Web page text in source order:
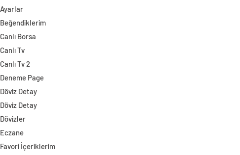
Ayarlar
Beğendiklerim
Canlı Borsa
Canlı Tv
Canlı Tv 2
Deneme Page
Döviz Detay
Döviz Detay
Dövizler
Eczane
Favori İçeriklerim